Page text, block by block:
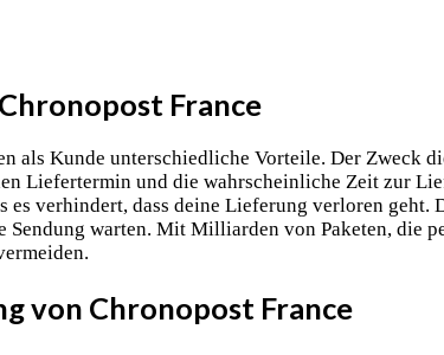
France
als Kunde unterschiedliche Vorteile. Der Zweck
Liefertermin und die wahrscheinliche Zeit zur
es verhindert, dass deine Lieferung verloren
warten. Mit Milliarden von Paketen, die
von Chronopost France